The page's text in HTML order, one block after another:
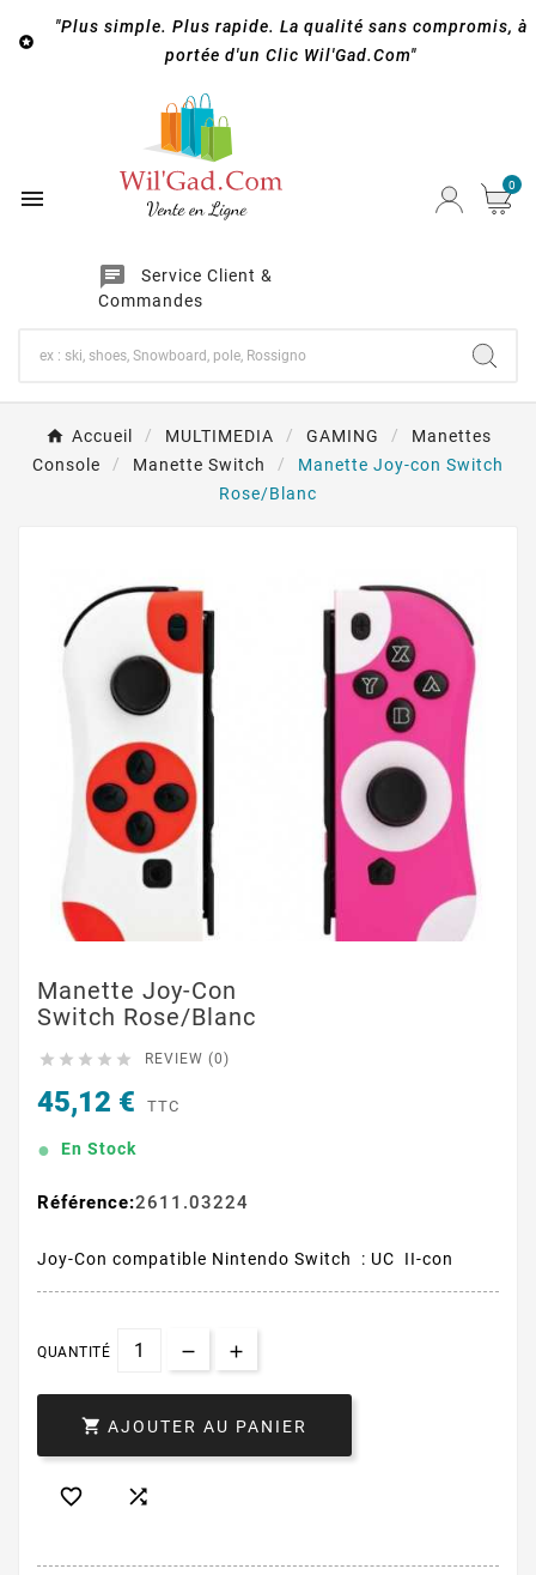

"Plus simple. Plus rapide. La qualité sans compromis, à
portée d'un Clic Wil'Gad.Com"

chat
Service Client &
Commandes
0
Accueil MULTIMEDIA GAMING
Manettes
Console
Manette Switch
Manette Joy-con Switch
Rose/Blanc
Manette Joy-Con
Switch Rose/Blanc
     REVIEW (0)
45,12 € TTC
En Stock
Référence:2611.03224
Joy-Con compatible Nintendo Switch : UC II-con
QUANTITÉ
 AJOUTER AU PANIER
 